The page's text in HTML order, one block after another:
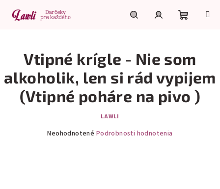
obsah
košík
Vtipné krígle - Nie som
alkoholik, len si rád vypijem
(Vtipné poháre na pivo )
LAWLI
Neohodnotené Podrobnosti hodnotenia